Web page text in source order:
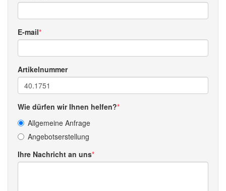
E-mail
Artikelnummer
Wie dürfen wir Ihnen helfen?
Allgemeine Anfrage
Angebotserstellung
Ihre Nachricht an uns